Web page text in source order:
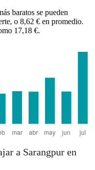
baratos se pueden
o 8,62 € en promedio.
17,18 €.
a Sarangpur en